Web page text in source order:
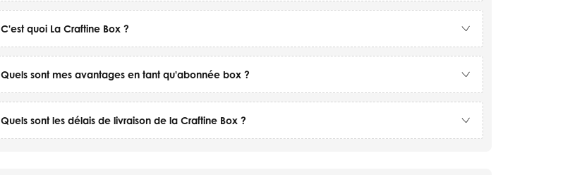
C'est quoi La Craftine Box ?
Quels sont mes avantages en tant qu'abonnée box ?
Quels sont les délais de livraison de la Craftine Box ?